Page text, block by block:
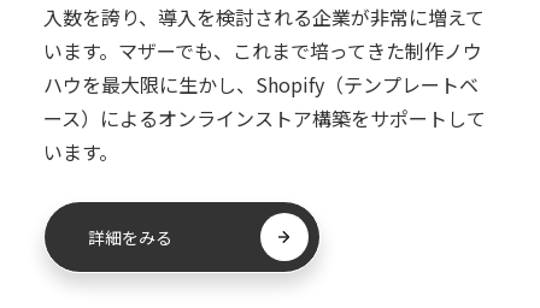
入数を誇り、導入を検討される企業が非常に増えて
います。マザーでも、これまで培ってきた制作ノウ
ハウを最大限に生かし、Shopify（テンプレートベ
ース）によるオンラインストア構築をサポートして
います。
詳細をみる